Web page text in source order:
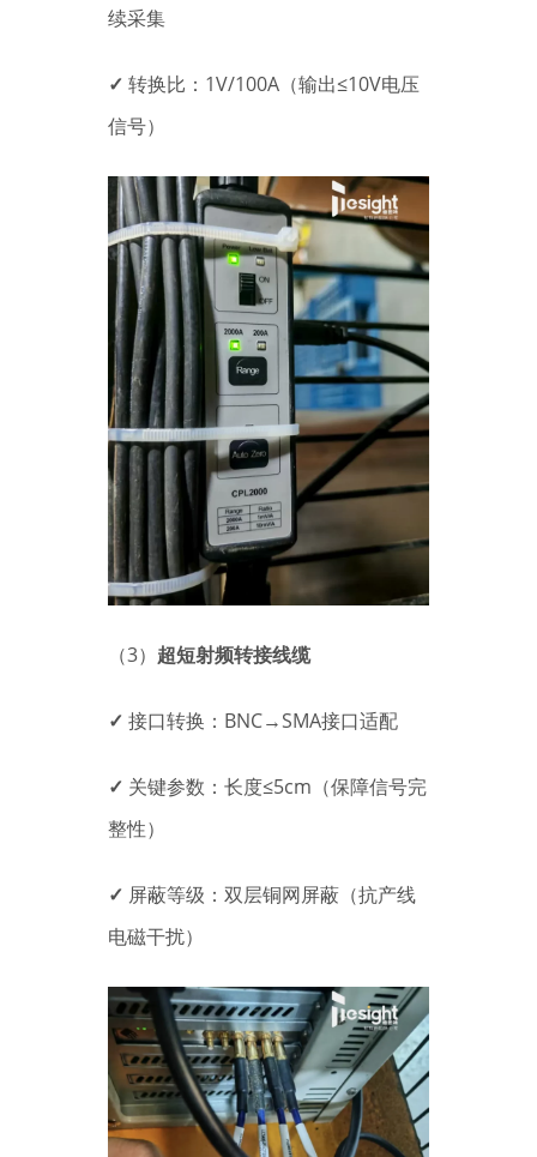
续采集
✓ 转换比：1V/100A（输出≤10V电压
信号）
（3） 超短射频转接线缆
✓ 接口转换：BNC→SMA接口适配
✓ 关键参数：长度≤5cm（保障信号完
整性）
✓ 屏蔽等级：双层铜网屏蔽（抗产线
电磁干扰）